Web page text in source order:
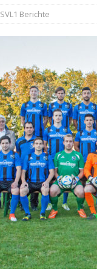
SVL1 Berichte